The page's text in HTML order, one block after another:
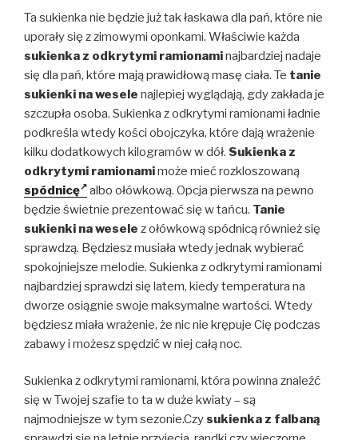
Ta sukienka nie będzie już tak łaskawa dla pań, które nie
uporały się z zimowymi oponkami. Właściwie każda
sukienka z odkrytymi ramionaminajbardziej nadaje
się dla pań, które mają prawidłową masę ciała. Te tanie
sukienki na wesele najlepiej wyglądają, gdy zakłada je
szczupła osoba. Sukienka z odkrytymi ramionami ładnie
podkreśla wtedy kości obojczyka, które dają wrażenie
kilku dodatkowych kilogramów w dół. Sukienka z
odkrytymi ramionamimoże mieć rozkloszowaną
spódnicę
albo ołówkową. Opcja pierwsza na pewno
będzie świetnie prezentować się w tańcu. Tanie
sukienki na wesele z ołówkową spódnicą również się
sprawdzą. Będziesz musiała wtedy jednak wybierać
spokojniejsze melodie. Sukienka z odkrytymi ramionami
najbardziej sprawdzi się latem, kiedy temperatura na
dworze osiągnie swoje maksymalne wartości. Wtedy
będziesz miała wrażenie, że nic nie krępuje Cię podczas
zabawy i możesz spędzić w niej całą noc.
Sukienka z odkrytymi ramionami, która powinna znaleźć
się w Twojej szafie to ta w duże kwiaty – są
najmodniejsze w tym sezonie.Czysukienka z falbaną